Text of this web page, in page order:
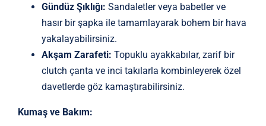
Gündüz Şıklığı: Sandaletler veya babetler ve
hasır bir şapka ile tamamlayarak bohem bir hava
yakalayabilirsiniz.
Akşam Zarafeti: Topuklu ayakkabılar, zarif bir
clutch çanta ve inci takılarla kombinleyerek özel
davetlerde göz kamaştırabilirsiniz.
Kumaş ve Bakım: